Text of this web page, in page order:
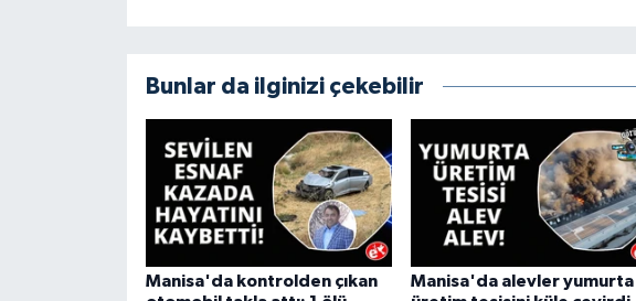
Bunlar da ilginizi çekebilir
Manisa'da kontrolden çıkan
Manisa'da alevler yumurta